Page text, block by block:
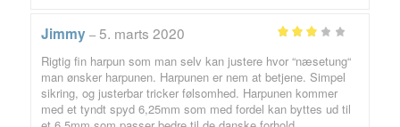
3ud af
5
Jimmy – 5. marts 2020
Rigtig fin harpun som man selv kan justere hvor “næsetung“
man ønsker harpunen. Harpunen er nem at betjene. Simpel
sikring, og justerbar tricker følsomhed. Harpunen kommer
med et tyndt spyd 6,25mm som med fordel kan byttes ud til